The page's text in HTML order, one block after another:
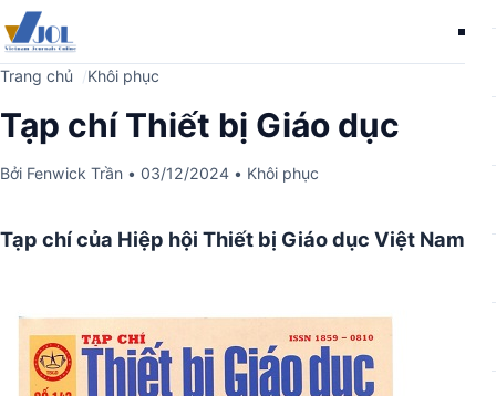
Trang chủ Khôi phục
Tạp chí Thiết bị Giáo dục
Bởi Fenwick Trần • 03/12/2024 • Khôi phục
Tạp chí của Hiệp hội Thiết bị Giáo dục Việt Nam